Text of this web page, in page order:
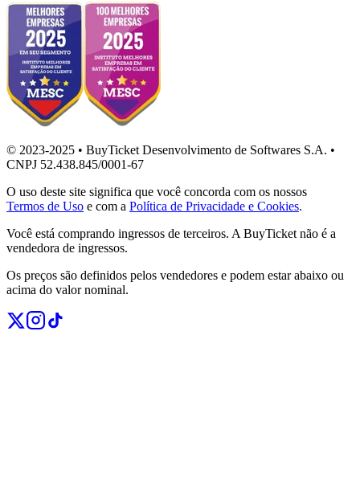
© 2023-2025 • BuyTicket Desenvolvimento de Softwares S.A. •
CNPJ 52.438.845/0001-67
O uso deste site significa que você concorda com os nossos
Termos de Uso e com a Política de Privacidade e Cookies.
Você está comprando ingressos de terceiros. A BuyTicket não é a
vendedora de ingressos.
Os preços são definidos pelos vendedores e podem estar abaixo ou
acima do valor nominal.